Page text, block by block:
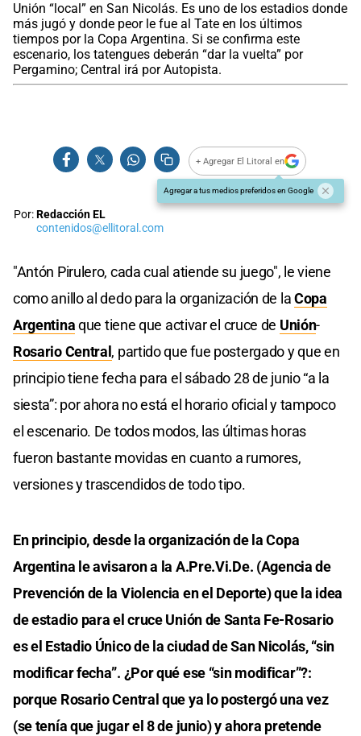
Unión “local” en San Nicolás. Es uno de los estadios donde
más jugó y donde peor le fue al Tate en los últimos
tiempos por la Copa Argentina. Si se confirma este
escenario, los tatengues deberán “dar la vuelta” por
Pergamino; Central irá por Autopista.
+ Agregar El Litoral en
Agregar a tus medios preferidos en Google
Por:Redacción EL
contenidos@ellitoral.com
"Antón Pirulero, cada cual atiende su juego", le viene
como anillo al dedo para la organización de laCopa
Argentinaque tiene que activar el cruce de Unión-
Rosario Central , partido que fue postergado y que en
principio tiene fecha para el sábado 28 de junio “a la
siesta”: por ahora no está el horario oficial y tampoco
el escenario. De todos modos, las últimas horas
fueron bastante movidas en cuanto a rumores,
versiones y trascendidos de todo tipo.
En principio, desde la organización de la Copa
Argentina le avisaron a la A.Pre.Vi.De. (Agencia de
Prevención de la Violencia en el Deporte) que la idea
de estadio para el cruce Unión de Santa Fe-Rosario
es el Estadio Único de la ciudad de San Nicolás, “sin
modificar fecha”. ¿Por qué ese “sin modificar”?:
porque Rosario Central que ya lo postergó una vez
(se tenía que jugar el 8 de junio) y ahora pretende